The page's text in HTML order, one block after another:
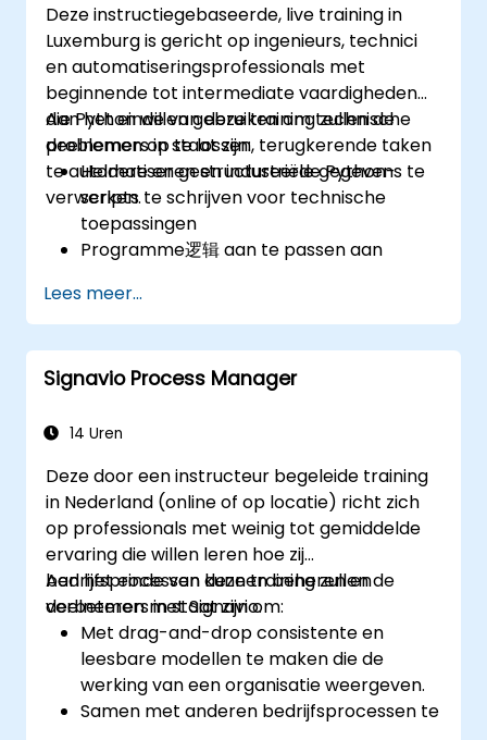
Deze instructiegebaseerde, live training in
Luxemburg is gericht op ingenieurs, technici
en automatiseringsprofessionals met
beginnende tot intermediate vaardigheden
die Python willen gebruiken om technische
problemen op te lossen, terugkerende taken
te automatiseren en industriële gegevens te
verwerken.
Aan het einde van deze training zullen de
deelnemers in staat zijn:
Heldere en gestructureerde Python-
scripts te schrijven voor technische
toepassingen
Programme逻辑 aan te passen aan
Python in te zetten om gegevens uit CSV-
bestanden, logbestanden en
tekstbestanden te verwerken
Tekeningen en
automatiseren
Lees meer...
Signavio Process Manager
14 Uren
Deze door een instructeur begeleide training
in Nederland (online of op locatie) richt zich
op professionals met weinig tot gemiddelde
ervaring die willen leren hoe zij
bedrijfsprocessen kunnen beheren en
verbeteren met Signavio.
Aan het einde van deze training zullen de
deelnemers in staat zijn om:
Met drag-and-drop consistente en
leesbare modellen te maken die de
werking van een organisatie weergeven.
Samen met anderen bedrijfsprocessen te